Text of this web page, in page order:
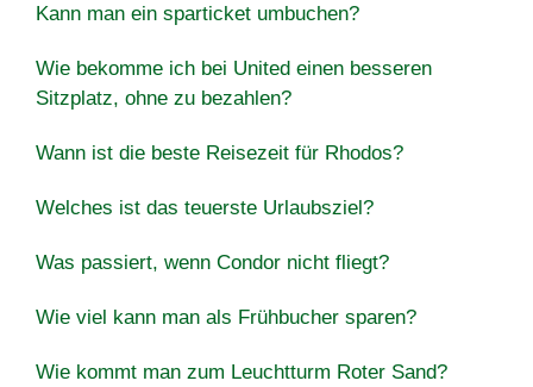
Kann man ein sparticket umbuchen?
Wie bekomme ich bei United einen besseren
Sitzplatz, ohne zu bezahlen?
Wann ist die beste Reisezeit für Rhodos?
Welches ist das teuerste Urlaubsziel?
Was passiert, wenn Condor nicht fliegt?
Wie viel kann man als Frühbucher sparen?
Wie kommt man zum Leuchtturm Roter Sand?